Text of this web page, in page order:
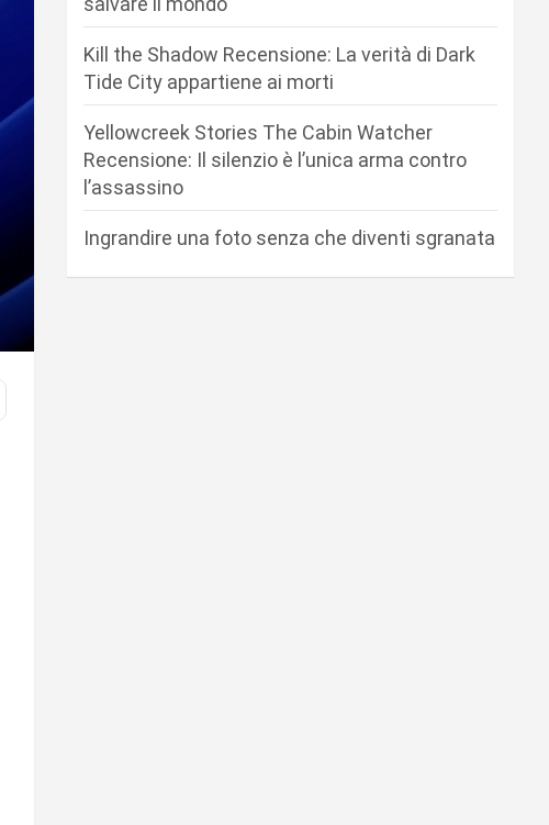
Kill the Shadow Recensione: La verità di Dark
Tide City appartiene ai morti
Yellowcreek Stories The Cabin Watcher
Recensione: Il silenzio è l’unica arma contro
l’assassino
Ingrandire una foto senza che diventi sgranata